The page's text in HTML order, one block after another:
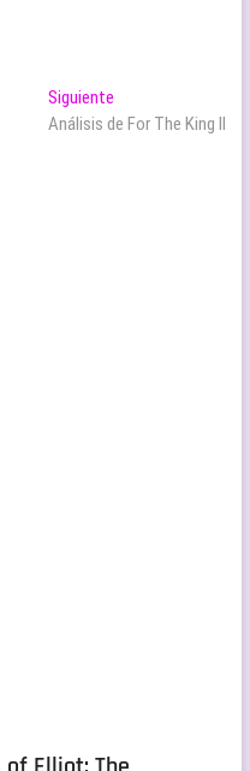
Siguiente
siguiente:
Análisis de For The King II